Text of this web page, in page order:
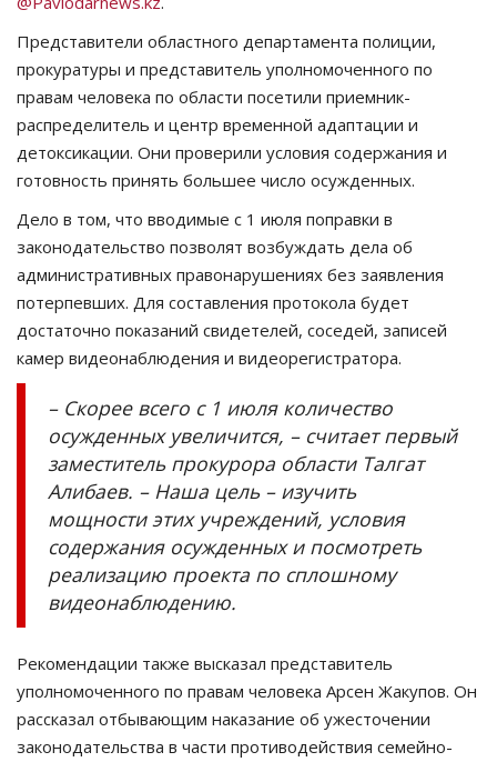
Қазақша Русский
Представители областного департамента полиции,
прокуратуры и представитель уполномоченного по
правам человека по области посетили приемник-
распределитель и центр временной адаптации и
детоксикации. Они проверили условия содержания и
готовность принять большее число осужденных.
Дело в том, что вводимые с 1 июля поправки в
законодательство позволят возбуждать дела об
административных правонарушениях без заявления
потерпевших. Для составления протокола будет
достаточно показаний свидетелей, соседей, записей
камер видеонаблюдения и видеорегистратора.
– Скорее всего с 1 июля количество
осужденных увеличится, – считает первый
заместитель прокурора области Талгат
Алибаев. – Наша цель – изучить
мощности этих учреждений, условия
содержания осужденных и посмотреть
реализацию проекта по сплошному
видеонаблюдению.
Рекомендации также высказал представитель
уполномоченного по правам человека Арсен Жакупов. Он
рассказал отбывающим наказание об ужесточении
законодательства в части противодействия семейно-